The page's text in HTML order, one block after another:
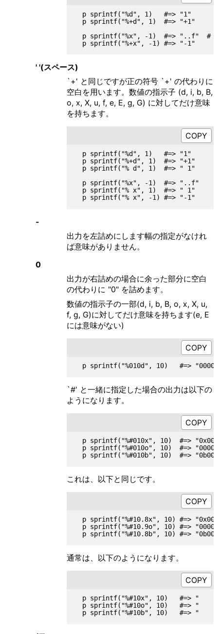
  p sprintf("%d", 1)   #=> "1"
  p sprintf("%+d", 1)  #=> "+1"
p sprintf("%x", -1)  #=> "..f"  #
' '(スペース)
`+' と同じですが正の符号 `+' の代わりに
空白を用います。数値の指示子 (d, i, b, B,
o, x, X, u, f, e, E, g, G) に対してだけ意味
を持ちます。
  p sprintf("%d", 1)   #=> "1"
  p sprintf("%+d", 1)  #=> "+1"
  p sprintf("% d", 1)  #=> " 1"
  p sprintf("%x", -1)  #=> "..f"
  p sprintf("% x", 1)  #=> " 1"
-
出力を左詰めにします幅の指定がなけれ
ば意味がありません。
0
出力が右詰めの場合に余った部分に空白
の代わりに "0" を詰めます。
数値の指示子の一部(d, i, b, B, o, x, X, u,
f, g, G)に対してだけ意味を持ちます(e, E
には意味がない)
`#' と一緒に指定した場合の出力は以下の
ようになります。
p sprintf("%#010x", 10)  #=>
p sprintf("%#010o", 10)  #=>
これは、以下と同じです。
p sprintf("%#10.8x", 10) #=>
p sprintf("%#10.9o", 10) #=>
通常は、以下のようになります。
p sprintf("%#10x", 10)   #=> "
p sprintf("%#10o", 10)   #=> "